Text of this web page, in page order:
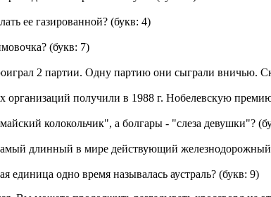
ее газированной? (букв: 4)
(букв: 7)
2 партии. Одну партию они сыграли вничью.
организаций получили в 1988 г. Нобелевскую
колокольчик", а болгары - "слеза девушки"?
самый длинный в мире действующий
единица одно время называлась аустраль? (букв: 9)